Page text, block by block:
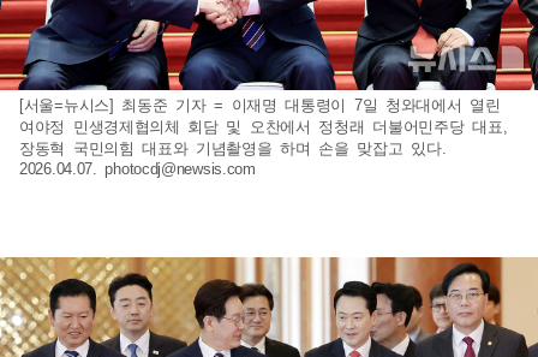
[서울=뉴시스] 최동준 기자 = 이재명 대통령이 7일 청와대에서 열린
여야정 민생경제협의체 회담 및 오찬에서 정청래 더불어민주당 대표,
장동혁 국민의힘 대표와 기념촬영을 하며 손을 맞잡고 있다.
2026.04.07.photocdj@newsis.com